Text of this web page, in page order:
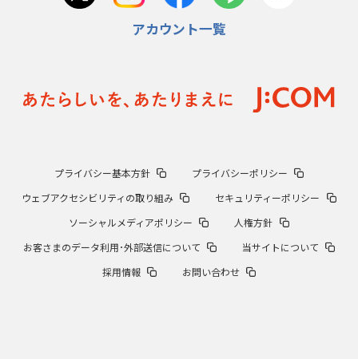
アカウント一覧
プライバシー基本方針
プライバシーポリシー
ウェブアクセシビリティの取り組み
セキュリティーポリシー
ソーシャルメディアポリシー
人権方針
お客さまのデータ利用･外部送信について
当サイトについて
採用情報
お問い合わせ